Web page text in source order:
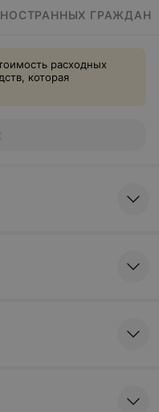
ГРАЖДАН
расходных
которая